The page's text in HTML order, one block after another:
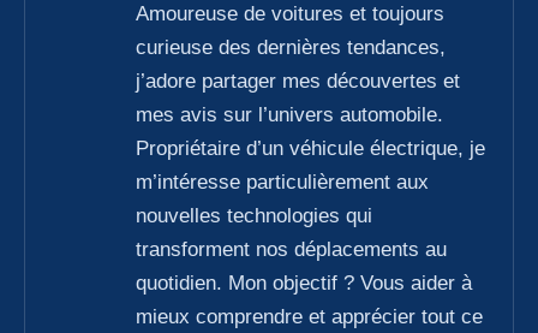
Amoureuse de voitures et toujours
curieuse des dernières tendances,
j’adore partager mes découvertes et
mes avis sur l’univers automobile.
Propriétaire d’un véhicule électrique, je
m’intéresse particulièrement aux
nouvelles technologies qui
transforment nos déplacements au
quotidien. Mon objectif ? Vous aider à
mieux comprendre et apprécier tout ce